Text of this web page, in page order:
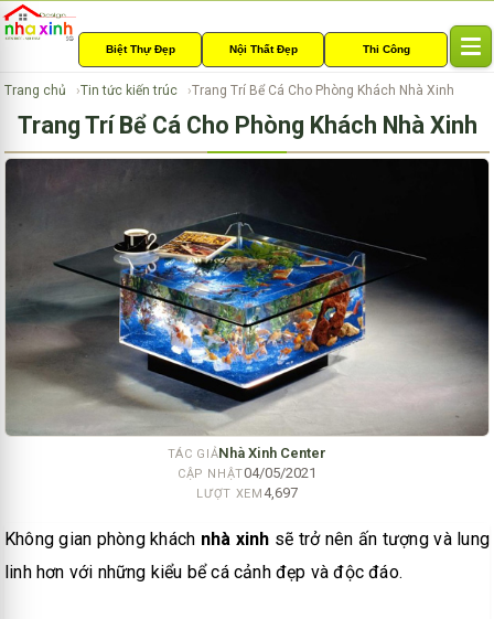
Biệt Thự Đẹp Nội Thất Đẹp Thi Công
g
g
a
t
Trang chủ Tin tức kiến trúc Trang Trí Bể Cá Cho Phòng Khách Nhà Xinh
Trang Trí Bể Cá Cho Phòng Khách Nhà Xinh
TÁC GIẢNhà Xinh Center
CẬP NHẬT04/05/2021
LƯỢT XEM 4,697
Không gian phòng khách nhà xinh sẽ trở nên ấn tượng và lung
linh hơn với những kiểu bể cá cảnh đẹp và độc đáo.